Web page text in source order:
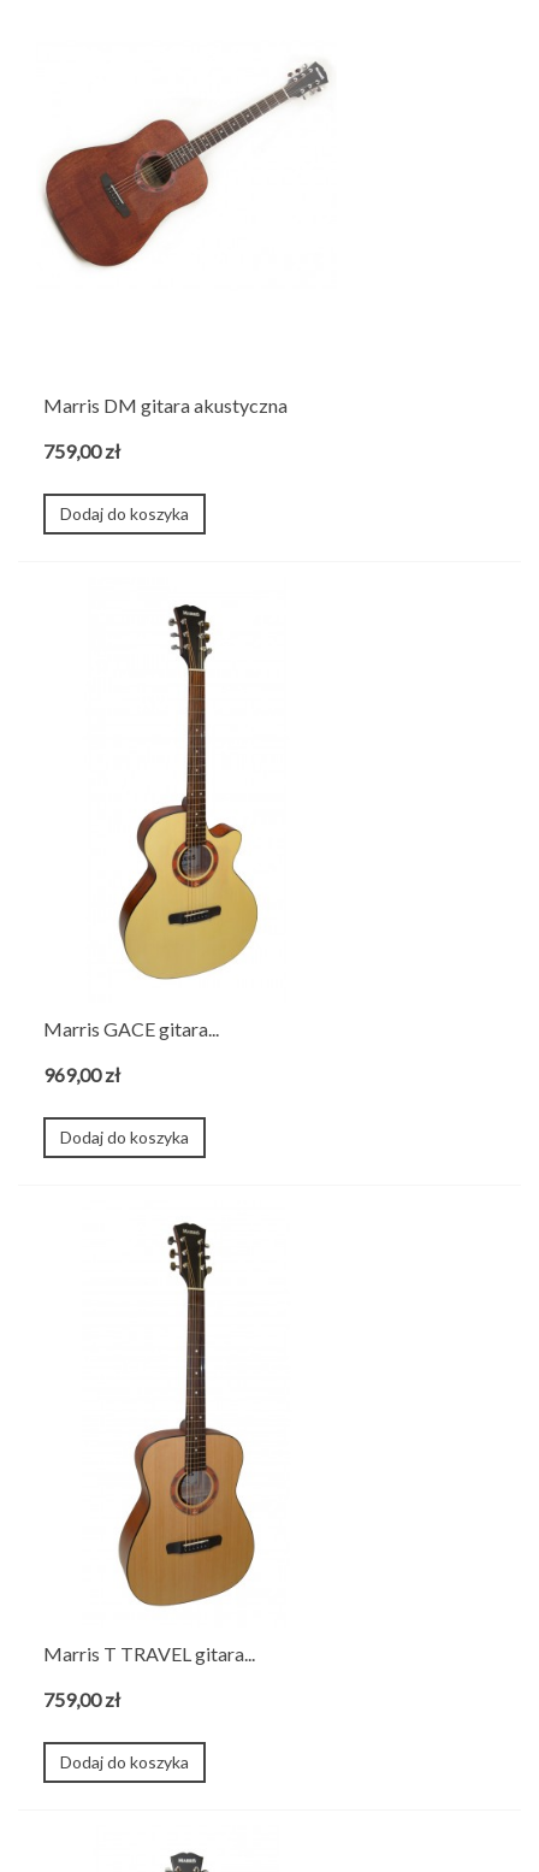
Marris DM gitara akustyczna
759,00 zł
Dodaj do koszyka
Marris GACE gitara...
969,00 zł
Dodaj do koszyka
Marris T TRAVEL gitara...
759,00 zł
Dodaj do koszyka